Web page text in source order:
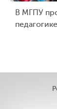
В МГПУ